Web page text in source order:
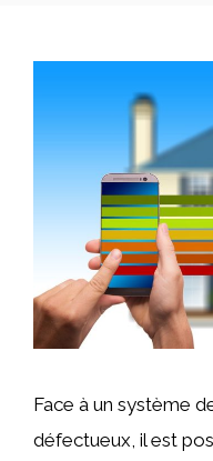
Face à un système
défectueux, il est